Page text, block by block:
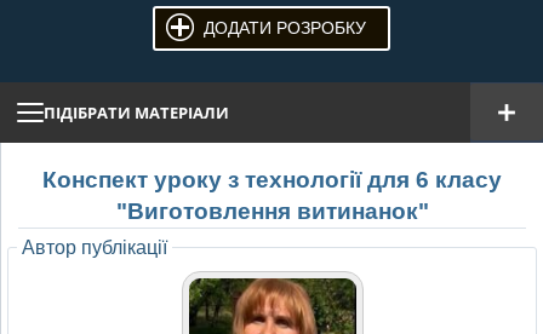
ДОДАТИ РОЗРОБКУ
ПІДІБРАТИ МАТЕРІАЛИ
Конспект уроку з технології для 6 класу
"Виготовлення витинанок"
Автор публікації